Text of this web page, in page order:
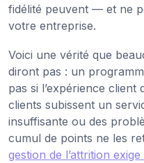
fidélité peuvent — et ne
votre entreprise.
Voici une vérité que
diront pas : un
pas si l’expérience client
clients subissent un
insuffisante ou des
cumul de points ne les
gestion de l’attrition